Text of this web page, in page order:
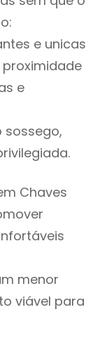
e unicas
e
sossego,
Chaves
menor
viável para